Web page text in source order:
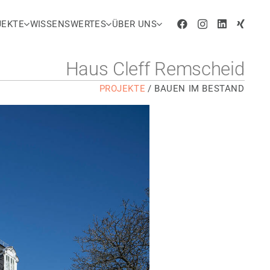
WISSENSWERTES ÜBER UNS
Haus Cleff Remscheid
PROJEKTE / BAUEN IM BESTAND